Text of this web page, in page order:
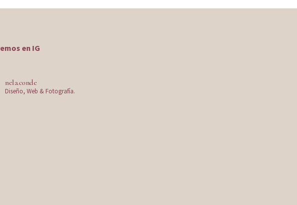
en IG
nela.conde
Diseño, Web & Fotografía.